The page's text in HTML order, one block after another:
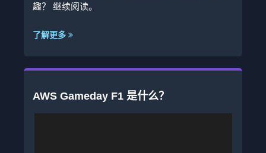
趣？ 继续阅读。
了解更多
AWS Gameday F1 是什么？